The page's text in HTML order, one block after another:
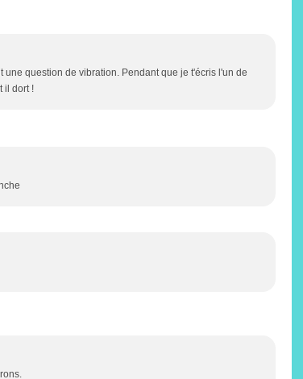
question de vibration. Pendant que je t'écris l'un de
il dort !